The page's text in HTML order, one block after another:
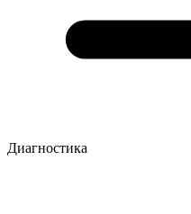
Диагностика